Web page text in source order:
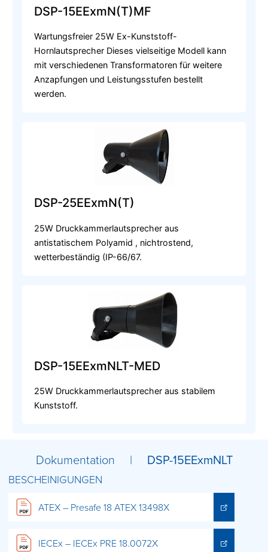
DSP-15EExmN(T)MF
Wartungsfreier 25W Ex-Kunststoff-
Hornlautsprecher Dieses vielseitige Modell kann
mit verschiedenen Transformatoren für weitere
Anzapfungen und Leistungsstufen bestellt
werden.
DSP-25EExmN(T)
25W Druckkammerlautsprecher aus
antistatischem Polyamid , nichtrostend,
wetterbeständig (IP-66/67.
DSP-15EExmNLT-MED
25W Druckkammerlautsprecher aus stabilem
Kunststoff.
Dokumentation | DSP-15EExmNLT
BESCHEINIGUNGEN
ATEX – Presafe 18 ATEX 13498X
IECEx – IECEx PRE 18.0072X